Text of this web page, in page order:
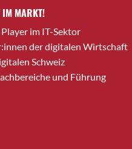
IM MARKT!
im IT-Sektor
der digitalen Wirtschaft
Schweiz
und Führung